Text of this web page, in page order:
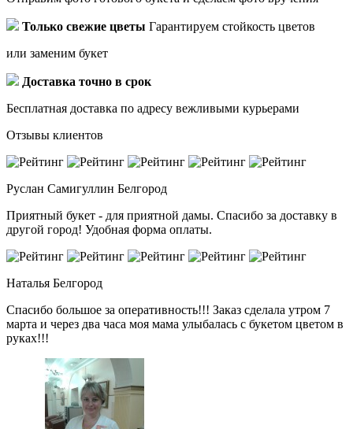
Только свежие цветы Гарантируем стойкость цветов
или заменим букет
Доставка точно в срок
Бесплатная доставка по адресу вежливыми курьерами
Отзывы клиентов
Руслан Самигуллин Белгород
Приятный букет - для приятной дамы. Спасибо за доставку в
другой город! Удобная форма оплаты.
Наталья Белгород
Спасибо большое за оперативность!!! Заказ сделала утром 7
марта и через два часа моя мама улыбалась с букетом цветом в
руках!!!